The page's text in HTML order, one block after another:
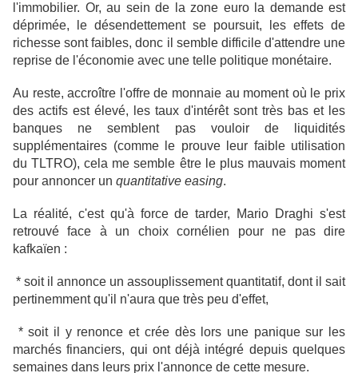
l'immobilier. Or, au sein de la zone euro la demande est
déprimée, le désendettement se poursuit, les effets de
richesse sont faibles, donc il semble difficile d'attendre une
reprise de l'économie avec une telle politique monétaire.
Au reste, accroître l'offre de monnaie au moment où le prix
des actifs est élevé, les taux d'intérêt sont très bas et les
banques ne semblent pas vouloir de liquidités
supplémentaires (comme le prouve leur faible utilisation
du TLTRO), cela me semble être le plus mauvais moment
pour annoncer un quantitative easing.
La réalité, c'est qu'à force de tarder, Mario Draghi s'est
retrouvé face à un choix cornélien pour ne pas dire
kafkaïen :
* soit il annonce un assouplissement quantitatif, dont il sait
pertinemment qu'il n'aura que très peu d'effet,
* soit il y renonce et crée dès lors une panique sur les
marchés financiers, qui ont déjà intégré depuis quelques
semaines dans leurs prix l'annonce de cette mesure.